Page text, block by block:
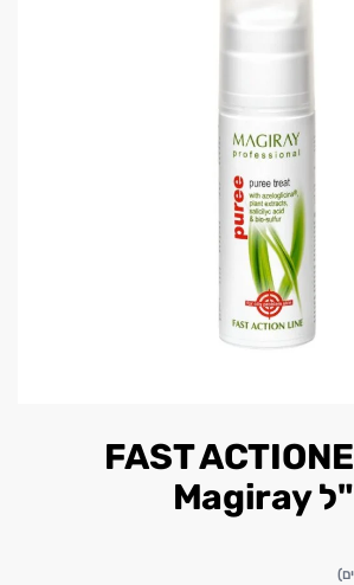
טְרִיט פִּירֶה FAST ACTIONE
LINE 75 מ"ל Magiray